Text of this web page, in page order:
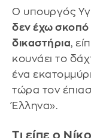
Ο υπουργός
δεν έχω
δικαστήρια,
κουνάει το
ένα
τώρα τον
Έλληνα».
Τι είπε ο